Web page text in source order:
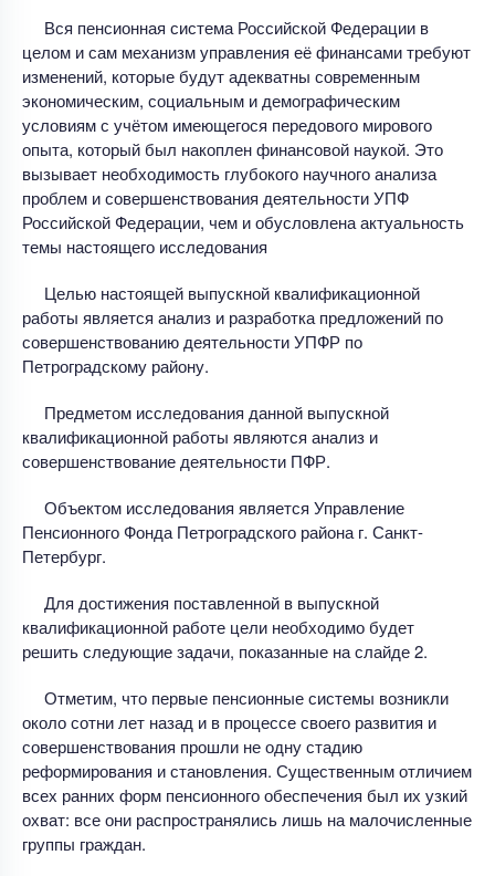
Вся пенсионная система Российской Федерации в
целом и сам механизм управления её финансами требуют
изменений, которые будут адекватны современным
экономическим, социальным и демографическим
условиям с учётом имеющегося передового мирового
опыта, который был накоплен финансовой наукой. Это
вызывает необходимость глубокого научного анализа
проблем и совершенствования деятельности УПФ
Российской Федерации, чем и обусловлена актуальность
темы настоящего исследования
Целью настоящей выпускной квалификационной
работы является анализ и разработка предложений по
совершенствованию деятельности УПФР по
Петроградскому району.
Предметом исследования данной выпускной
квалификационной работы являются анализ и
совершенствование деятельности ПФР.
Объектом исследования является Управление
Пенсионного Фонда Петроградского района г. Санкт-
Петербург.
Для достижения поставленной в выпускной
квалификационной работе цели необходимо будет
решить следующие задачи, показанные на слайде 2.
Отметим, что первые пенсионные системы возникли
около сотни лет назад и в процессе своего развития и
совершенствования прошли не одну стадию
реформирования и становления. Существенным отличием
всех ранних форм пенсионного обеспечения был их узкий
охват: все они распространялись лишь на малочисленные
группы граждан.